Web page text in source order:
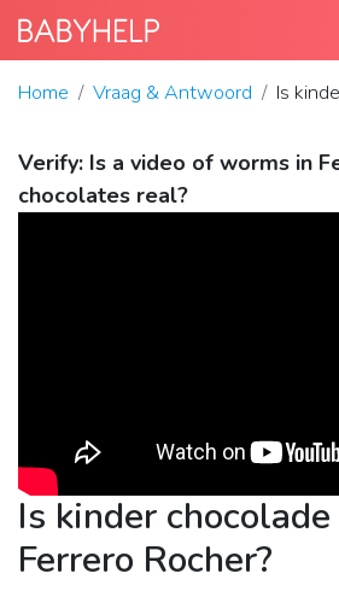
Home Vraag & Antwoord Is
Verify: Is a video of worms in
chocolates real?
Is kinder
Ferrero Rocher?